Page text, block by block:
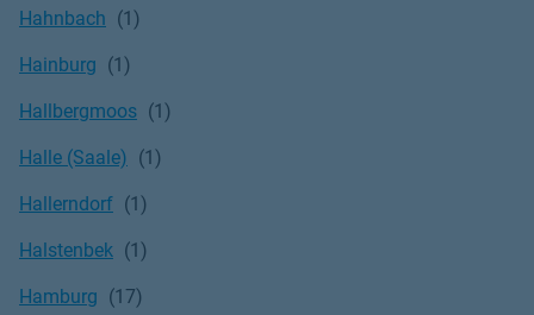
Hahnbach
Hainburg
Hallbergmoos
Halle (Saale)
Hallerndorf
Halstenbek
Hamburg